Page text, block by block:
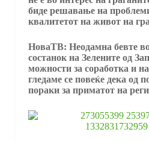
биде решавање на
квалитетот на живот на
НоваТВ: Неодамна бевте
состанок на Зелените од
можности за соработка и
гледаме се повеќе дека од
пораки за приматот на